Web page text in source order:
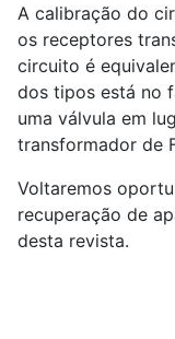
A calibração do
os receptores
circuito é
dos tipos está no
uma válvula em
transformador de
Voltaremos
recuperação de
desta revista.